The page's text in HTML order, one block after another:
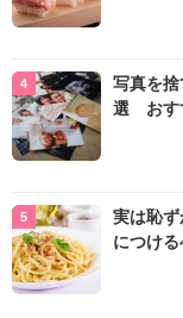
写真を
選 おす
実は恥
につけ